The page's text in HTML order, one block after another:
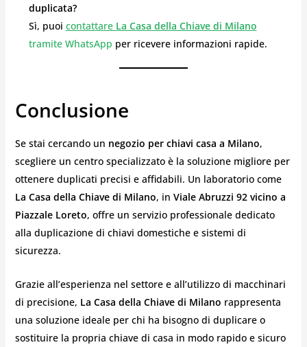
duplicata?
Sì, puoi contattare La Casa della Chiave di Milano
tramite WhatsApp per ricevere informazioni rapide.
Conclusione
Se stai cercando un negozio per chiavi casa a Milano,
scegliere un centro specializzato è la soluzione migliore per
ottenere duplicati precisi e affidabili. Un laboratorio come
La Casa della Chiave di Milano, in Viale Abruzzi 92 vicino a
Piazzale Loreto, offre un servizio professionale dedicato
alla duplicazione di chiavi domestiche e sistemi di
sicurezza.
Grazie all’esperienza nel settore e all’utilizzo di macchinari
di precisione, La Casa della Chiave di Milano rappresenta
una soluzione ideale per chi ha bisogno di duplicare o
sostituire la propria chiave di casa in modo rapido e sicuro